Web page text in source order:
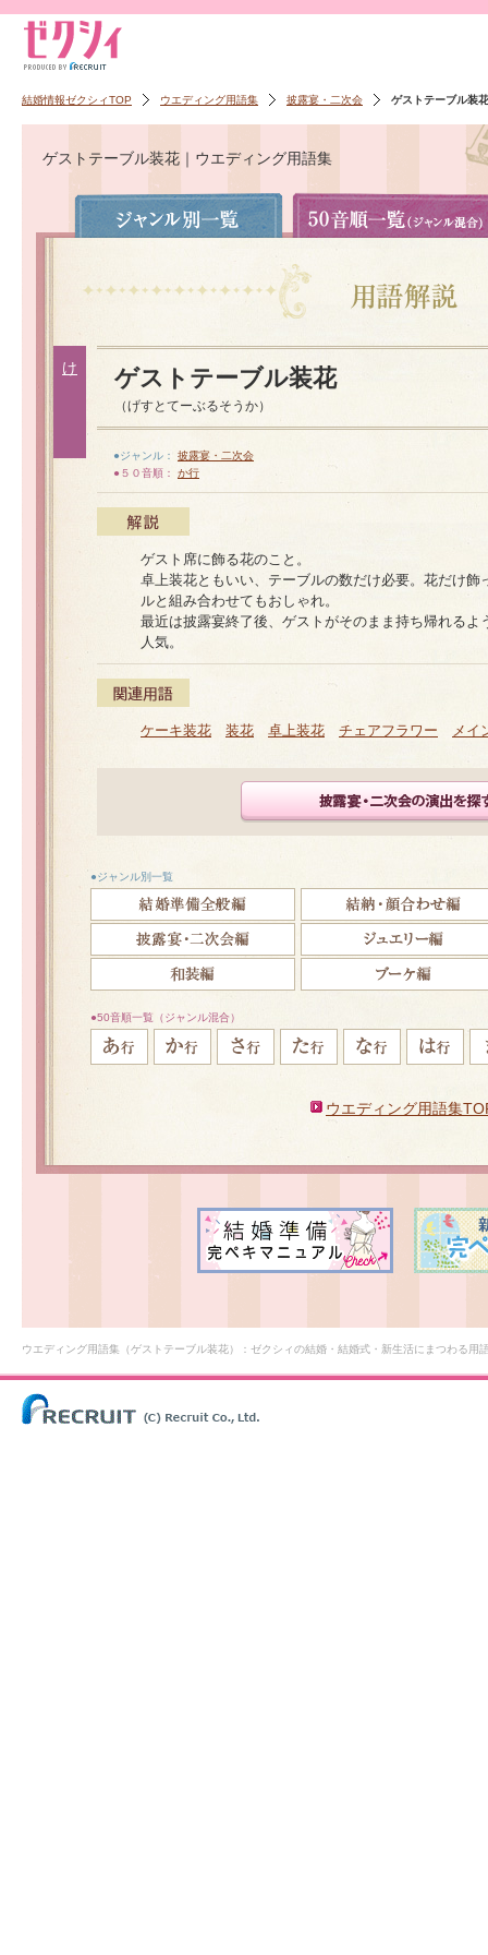
結婚情報ゼクシィTOP ウエディング用語集 披露宴・二次会 ゲストテーブル装花
ゲストテーブル装花｜ウエディング用語集
け ゲストテーブル装花
（げすとてーぶるそうか）
●ジャンル：
披露宴・二次会
●５０音順：
か行
ゲスト席に飾る花のこと。
卓上装花ともいい、テーブルの数だけ必要。花だけ
ルと組み合わせてもおしゃれ。
最近は披露宴終了後、ゲストがそのまま持ち帰れる
人気。
ケーキ装花 装花 卓上装花 チェアフラワー メイ
●ジャンル別一覧
●50音順一覧（ジャンル混合）
ウエディング用語集
ウエディング用語集（ゲストテーブル装花）：ゼクシィの結婚・結婚式・新生活にまつわる用